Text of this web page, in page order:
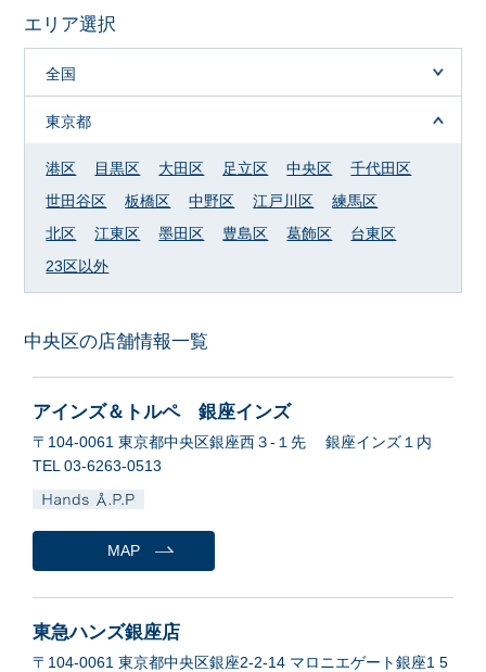
エリア選択
全国
東京都
港区 目黒区 大田区 足立区 中央区
千代田区
世田谷区
板橋区 中野区 江戸川区
練馬区
北区
江東区 墨田区 豊島区 葛飾区
台東区
23区以外
中央区の店舗情報一覧
アインズ＆トルペ 銀座インズ
〒104-0061 東京都中央区銀座西３-１先 銀座インズ１内
TEL 03-6263-0513
MAP
東急ハンズ銀座店
〒104-0061 東京都中央区銀座2-2-14 マロニエゲート銀座1 5